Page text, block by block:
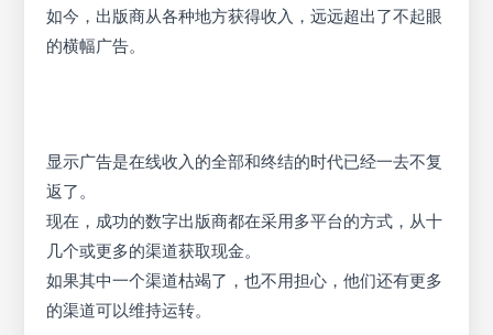
如今，出版商从各种地方获得收入，远远超出了不起眼
的横幅广告。
显示广告是在线收入的全部和终结的时代已经一去不复
返了。
现在，成功的数字出版商都在采用多平台的方式，从十
几个或更多的渠道获取现金。
如果其中一个渠道枯竭了，也不用担心，他们还有更多
的渠道可以维持运转。